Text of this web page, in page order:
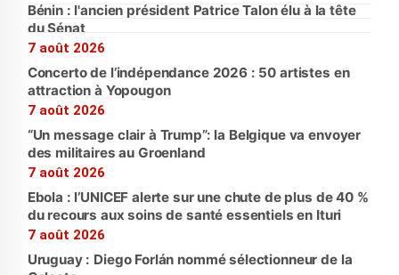
Bénin : l'ancien président Patrice Talon élu à la tête
du Sénat
7 août 2026
Concerto de l’indépendance 2026 : 50 artistes en
attraction à Yopougon
7 août 2026
“Un message clair à Trump”: la Belgique va envoyer
des militaires au Groenland
7 août 2026
Ebola : l’UNICEF alerte sur une chute de plus de 40 %
du recours aux soins de santé essentiels en Ituri
7 août 2026
Uruguay : Diego Forlán nommé sélectionneur de la